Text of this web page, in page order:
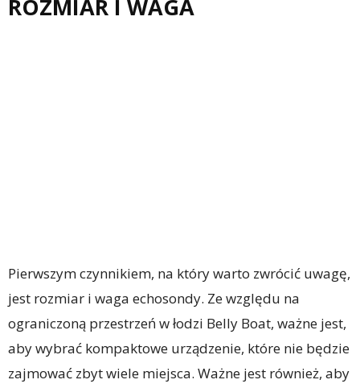
ROZMIAR I WAGA
Pierwszym czynnikiem, na który warto zwrócić uwagę,
jest rozmiar i waga echosondy. Ze względu na
ograniczoną przestrzeń w łodzi Belly Boat, ważne jest,
aby wybrać kompaktowe urządzenie, które nie będzie
zajmować zbyt wiele miejsca. Ważne jest również, aby